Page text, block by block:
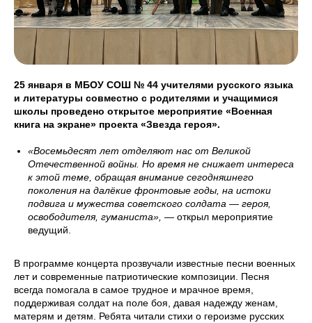
25 января в МБОУ СОШ № 44 учителями русского языка
и литературы совместно с родителями и учащимися
школы проведено открытое мероприятие «Военная
книга на экране» проекта «Звезда героя».
«Восемьдесят лет отделяют нас от Великой
Отечественной войны. Но время не снижает интереса
к этой теме, обращая внимание сегодняшнего
поколения на далёкие фронтовые годы, на истоки
подвига и мужества советского солдата — героя,
освободителя, гуманиста», — открыл мероприятие
ведущий.
В программе концерта прозвучали известные песни военных
лет и современные патриотические композиции. Песня
всегда помогала в самое трудное и мрачное время,
поддерживая солдат на поле боя, давая надежду женам,
матерям и детям. Ребята читали стихи о героизме русских